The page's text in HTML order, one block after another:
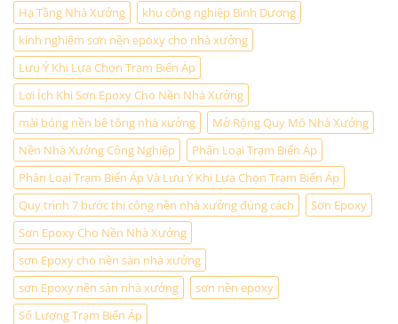
Hạ Tầng Nhà Xưởng
khu công nghiệp Bình Dương
kinh nghiệm sơn nền epoxy cho nhà xưởng
Lưu Ý Khi Lựa Chọn Trạm Biến Áp
Lợi Ích Khi Sơn Epoxy Cho Nền Nhà Xưởng
mài bóng nền bê tông nhà xưởng
Mở Rộng Quy Mô Nhà Xưởng
Nền Nhà Xưởng Công Nghiệp
Phân Loại Trạm Biến Áp
Phân Loại Trạm Biến Áp Và Lưu Ý Khi Lựa Chọn Trạm Biến Áp
Quy trình 7 bước thi công nền nhà xưởng đúng cách
Sơn Epoxy
Sơn Epoxy Cho Nền Nhà Xưởng
sơn Epoxy cho nền sàn nhà xưởng
sơn Epoxy nền sàn nhà xưởng
sơn nền epoxy
Số Lượng Trạm Biến Áp